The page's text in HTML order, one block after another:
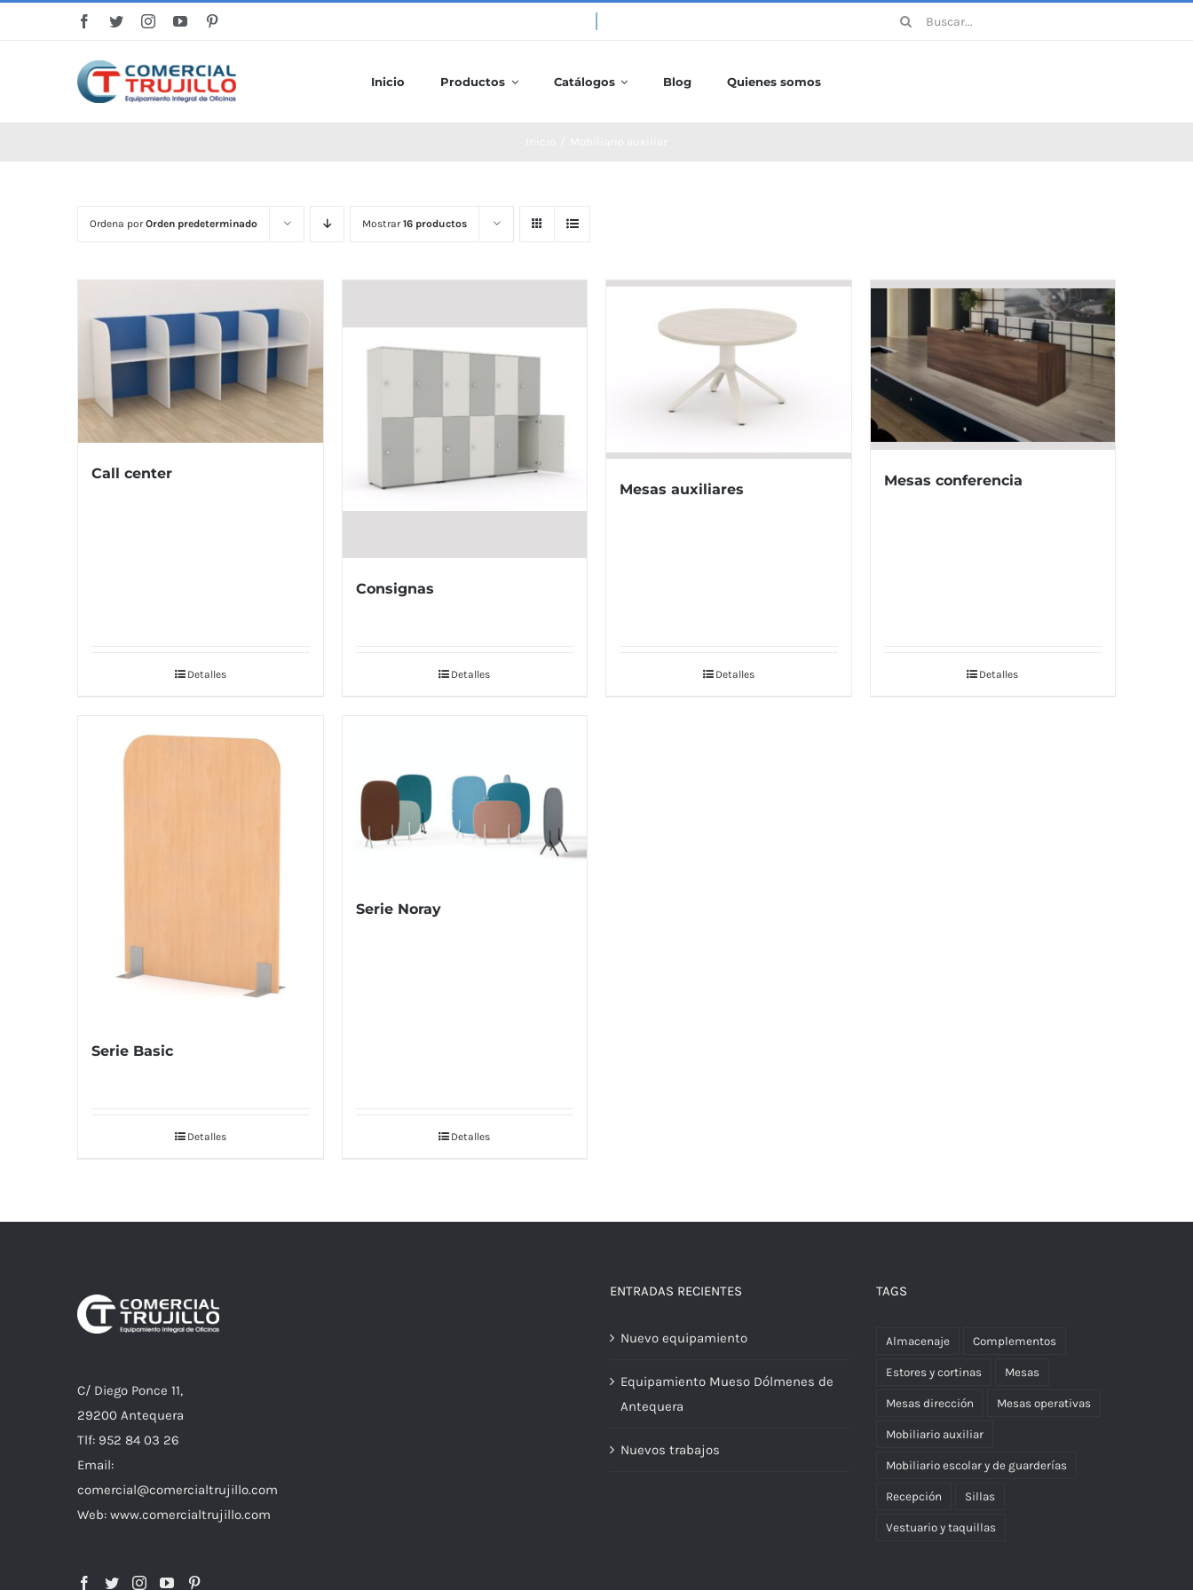
Buscar:
Inicio Productos Catálogos Blog Quienes somos
Ordena porOrden predeterminado Mostrar16 productos
Call center
Detalles
Consignas
Detalles
Mesas auxiliares
Detalles
Mesas conferencia
Detalles
Serie Basic
Detalles
Serie Noray
Detalles
C/ Diego Ponce 11,
29200 Antequera
Tlf: 952 84 03 26
Email:
comercial@comercialtrujillo.com
Web: www.comercialtrujillo.com
ENTRADAS RECIENTES
Nuevo equipamiento
Equipamiento Mueso Dólmenes de
Antequera
Nuevos trabajos
TAGS
Almacenaje Complementos
Estores y cortinas Mesas
Mesas dirección Mesas operativas
Mobiliario auxiliar
Mobiliario escolar y de guarderías
Recepción Sillas
Vestuario y taquillas